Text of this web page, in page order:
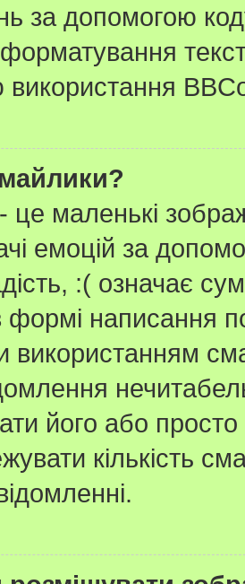
за допомогою
маленькі
емоцій за
:( означає
формі написання
використанням
його або
кількість